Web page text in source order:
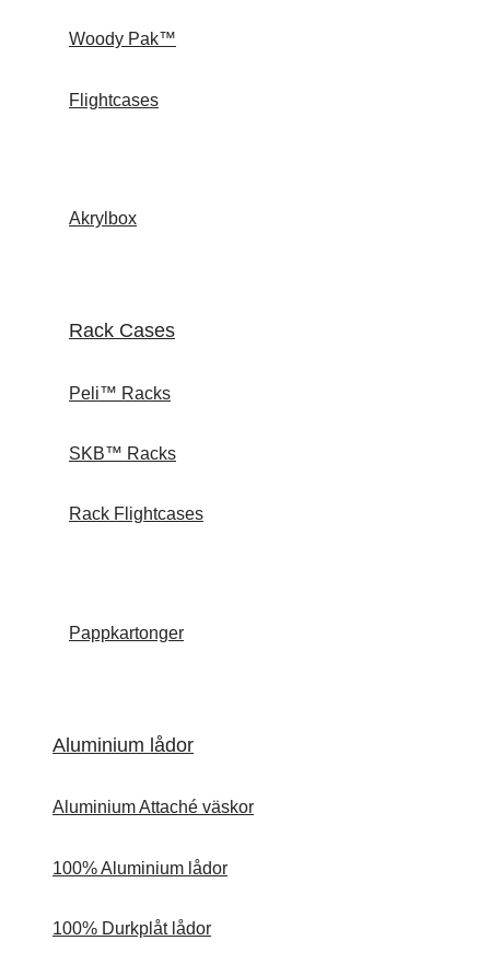
Woody Pak™
Flightcases
Akrylbox
Rack Cases
Peli™ Racks
SKB™ Racks
Rack Flightcases
Pappkartonger
Aluminium lådor
Aluminium Attaché väskor
100% Aluminium lådor
100% Durkplåt lådor